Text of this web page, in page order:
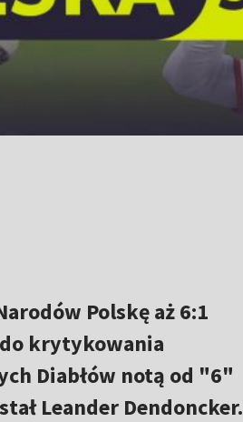
Polskę aż 6:1
krytykowania
Diabłów notą od "6"
Leander Dendoncker.